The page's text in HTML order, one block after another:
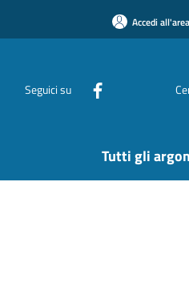
Accedi
Seguici su
Tutti gli